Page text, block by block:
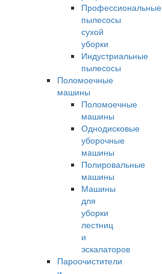
Профессиональные
пылесосы
сухой
уборки
Индустриальные
пылесосы
Поломоечные
машины
Поломоечные
машины
Однодисковые
уборочные
машины
Полировальные
машины
Машины
для
уборки
лестниц
и
эскалаторов
Пароочистители